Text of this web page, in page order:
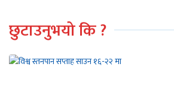
छुटाउनुभयो कि ?